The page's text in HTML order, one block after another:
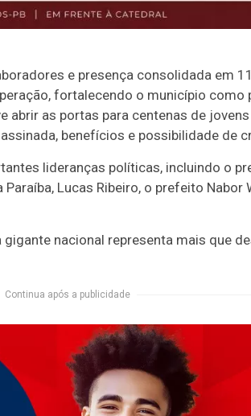
e presença consolidada em
fortalecendo o município como
abrir as portas para centenas de
benefícios e possibilidade de
lideranças políticas, incluindo o
Lucas Ribeiro, o prefeito Nabor
nacional representa mais que
Continua após a publicidade